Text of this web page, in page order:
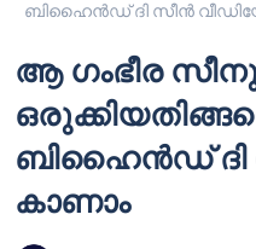
ബിഹൈൻഡ് ദി സീൻ
ആ ഗംഭീര
ബിഹൈൻഡ് ദി
കാണാം